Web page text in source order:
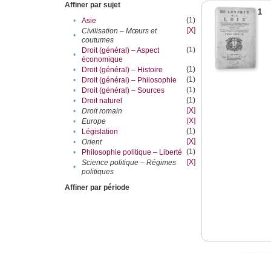
Affiner par sujet
•
Asie
(1)
•
Civilisation – Mœurs et
coutumes
[X]
•
Droit (général) – Aspect
économique
(1)
• Droit (général) – Histoire
(1)
•
Droit (général) – Philosophie
(1)
•
Droit (général) – Sources
(1)
•
Droit naturel
(1)
•
Droit romain
[X]
•
Europe
[X]
•
Législation
(1)
•
Orient
[X]
•
Philosophie politique – Liberté (1)
•
Science politique – Régimes
politiques
[X]
Affiner par période
1